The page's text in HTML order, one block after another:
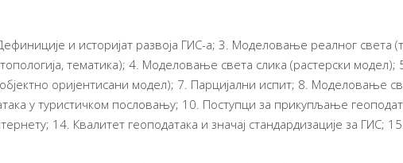
и историјат развоја ГИС-а; 3. Моделовање реалног света
тематика); 4. Моделовање света слика (растерски
оријентисани модел); 7. Парцијални испит; 8. Моделовање
у туристичком пословању; 10. Поступци за прикупљање
14. Квалитет геоподатака и значај стандардизације за ГИС;